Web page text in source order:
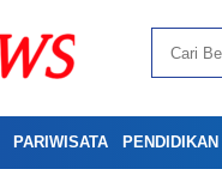
PARIWISATA PENDIDIKAN